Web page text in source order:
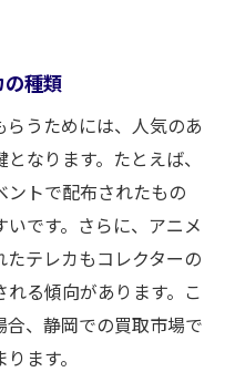
取価格に与える影響
べき状態チェック
する具体的方法
ッケージの重要性
保管方法
の変動要因
を静岡で実現する方
種類
うためには、人気のあ
なります。たとえば、
トで配布されたもの
です。さらに、アニメ
テレカもコレクターの
る傾向があります。こ
、静岡での買取市場で
ます。